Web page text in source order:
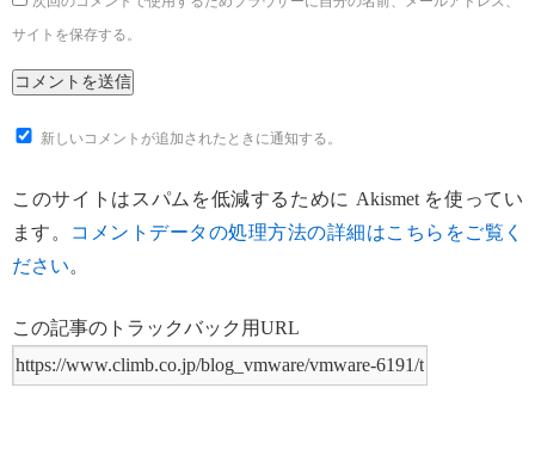
サイトを保存する。
新しいコメントが追加されたときに通知する。
このサイトはスパムを低減するために Akismet を使ってい
ます。 コメントデータの処理方法の詳細はこちらをご覧く
ださい。
この記事のトラックバック用URL